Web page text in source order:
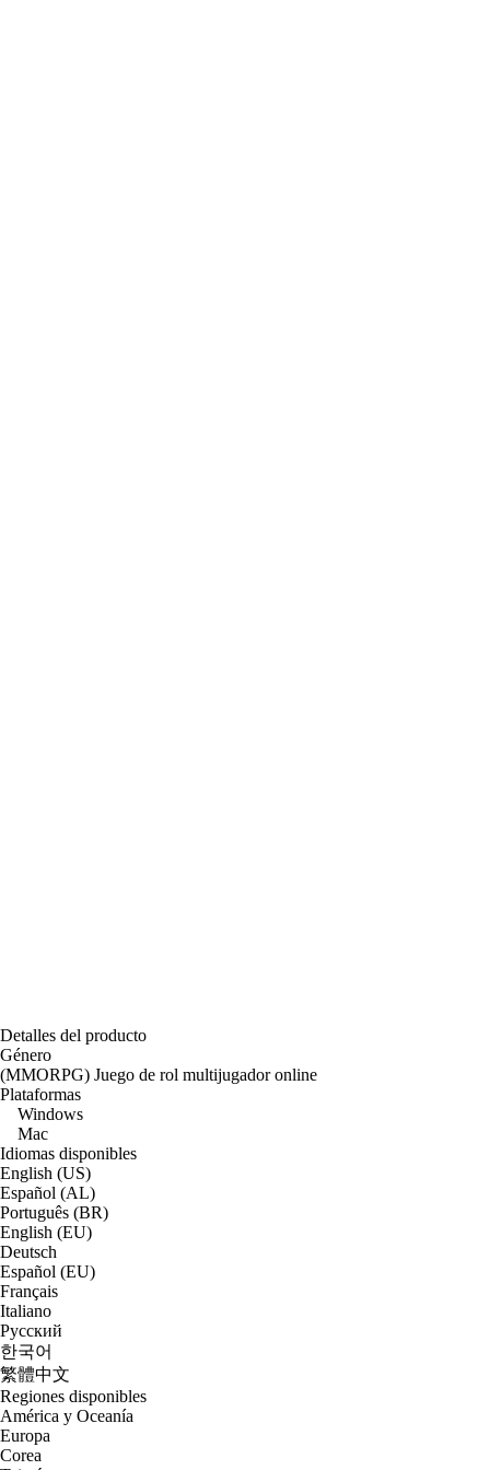
Detalles del producto
Género
(MMORPG) Juego de rol multijugador online
Plataformas
Windows
Mac
Idiomas disponibles
English (US)
Español (AL)
Português (BR)
English (EU)
Deutsch
Español (EU)
Français
Italiano
Русский
한국어
繁體中文
Regiones disponibles
América y Oceanía
Europa
Corea